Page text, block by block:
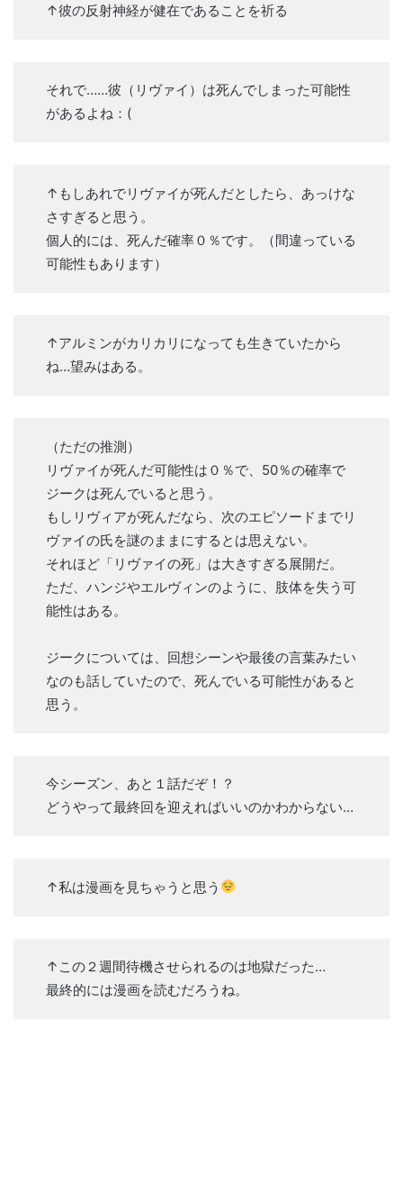
↑彼の反射神経が健在であることを祈る
それで……彼（リヴァイ）は死んでしまった可能性
があるよね：(
↑もしあれでリヴァイが死んだとしたら、あっけな
さすぎると思う。
個人的には、死んだ確率０％です。（間違っている
可能性もあります）
↑アルミンがカリカリになっても生きていたから
ね…望みはある。
（ただの推測）
リヴァイが死んだ可能性は０％で、50％の確率で
ジークは死んでいると思う。
もしリヴィアが死んだなら、次のエピソードまでリ
ヴァイの氏を謎のままにするとは思えない。
それほど「リヴァイの死」は大きすぎる展開だ。
ただ、ハンジやエルヴィンのように、肢体を失う可
能性はある。
ジークについては、回想シーンや最後の言葉みたい
なのも話していたので、死んでいる可能性があると
思う。
今シーズン、あと１話だぞ！？
どうやって最終回を迎えればいいのかわからない…
↑私は漫画を見ちゃうと思う
↑この２週間待機させられるのは地獄だった…
最終的には漫画を読むだろうね。